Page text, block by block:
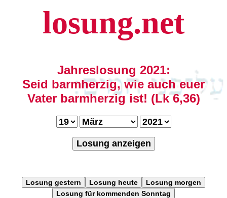
losung.net
Jahreslosung 2021:
Seid barmherzig, wie auch euer
Vater barmherzig ist! (Lk 6,36)
Losung anzeigen
Losung gestern Losung heute
Losung morgen
Losung für kommenden Sonntag